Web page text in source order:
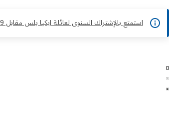
استمتع بالإشتراك السنوى لعائلة ايكيا بلس مقابل 99 ريال فقط. تطبق الشروط والأحكام*
3 RÖKFRI الصور الصور